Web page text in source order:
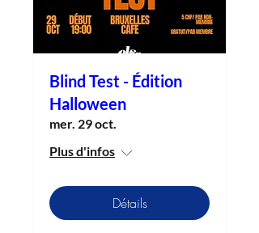
Blind Test - Édition
Halloween
mer. 29 oct.
Plus d'infos
Détails